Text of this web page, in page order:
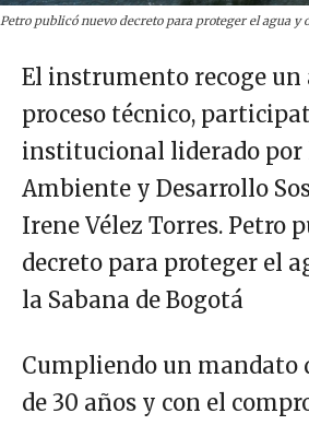
Petro publicó nuevo decreto para proteger el agua y
El instrumento recoge
proceso técnico,
institucional liderado
Ambiente y Desarrollo
Irene Vélez Torres. Petro
decreto para proteger el
la Sabana de Bogotá
Cumpliendo un mandato
de 30 años y con el